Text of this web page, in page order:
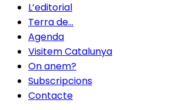
L’editorial
Terra de…
Agenda
Visitem Catalunya
On anem?
Subscripcions
Contacte